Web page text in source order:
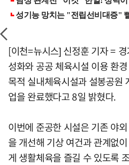
[이천=뉴시스] 신정훈 기자 =
성화와 공공 체육시설 이용 환
목적 실내체육시설과 설봉공원
업을 완료했다고 8일 밝혔다.
이번에 준공한 시설은 기존 야
을 개선해 기상 여건과 관계없
게 생활체육을 즐길 수 있도록